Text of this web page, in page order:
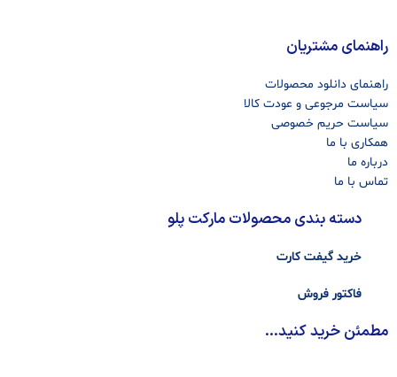
راهنمای مشتریان
راهنمای دانلود محصولات
سیاست مرجوعی و عودت کالا
سیاست حریم خصوصی
همکاری با ما
درباره ما
تماس با ما
دسته بندی محصولات مارکت پلو
خرید گیفت کارت
فاکتور فروش
مطمئن خرید کنید...